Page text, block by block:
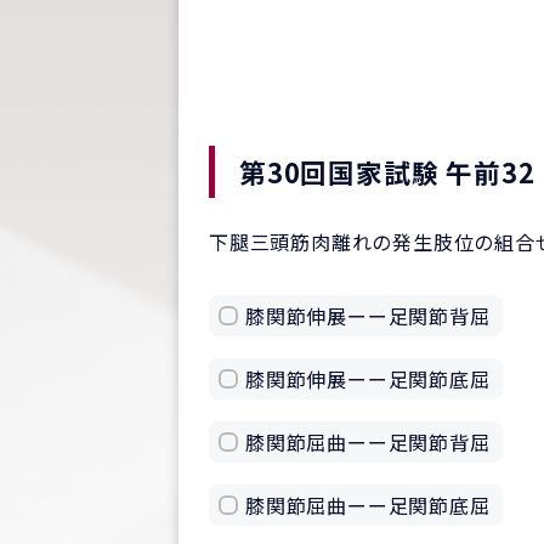
第30回国家試験 午前32
下腿三頭筋肉離れの発生肢位の組合
膝関節伸展ーー足関節背屈
膝関節伸展ーー足関節底屈
膝関節屈曲ーー足関節背屈
膝関節屈曲ーー足関節底屈